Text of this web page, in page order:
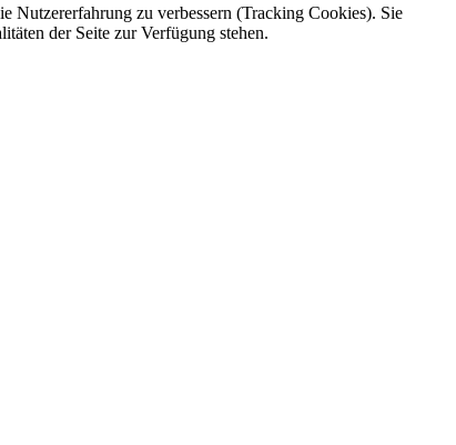
Nutzererfahrung zu verbessern (Tracking Cookies). Sie
der Seite zur Verfügung stehen.